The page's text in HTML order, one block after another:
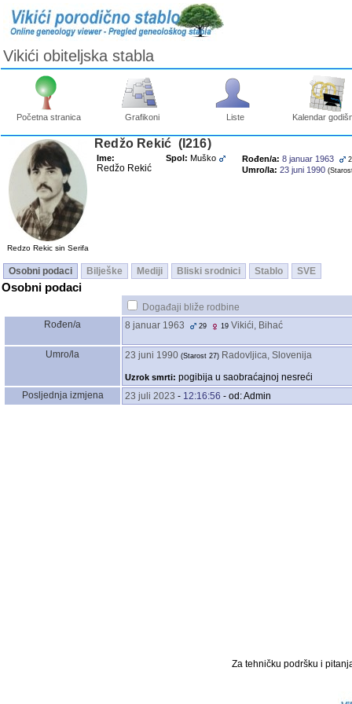
Vikići obiteljska stabla
Početna stranica Grafikoni Liste Kalendar
Redzo Rekic sin Serifa
Redžo Rekić ‎(I216)‎
Ime:
Redžo Rekić
Spol: Muško Rođen/a: 8 januar 1963
Umro/la: 23 juni 1990
Osobni podaci Bilješke Mediji Bliski srodnici Stablo SVE
Osobni podaci
Događaji bliže rodbine
Rođen/a
8 januar 1963 29 19 Vikići, Bihać
Umro/la 23 juni 1990 ‎(Starost 27)‎ Radovljica, Slovenija
Uzrok smrti: pogibija u saobraćajnoj nesreći
Posljednja izmjena
23 juli 2023 - 12:16:56 - od: Admin
Za tehničku podršku i